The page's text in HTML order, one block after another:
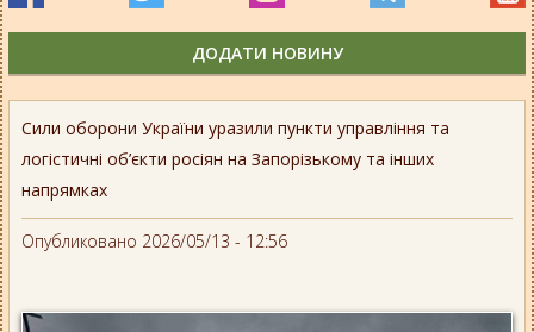
Сили оборони України уразили пункти управління та
логістичні об’єкти росіян на Запорізькому та інших
напрямках
Опубликовано 2026/05/13 - 12:56
ДОДАТИ НОВИНУ